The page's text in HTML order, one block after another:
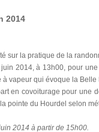
2014
sur la pratique de la
2014, à 13h00, pour
vapeur qui évoque la
en covoiturage pour une
pointe du Hourdel selon
2014 à partir de 15h00.